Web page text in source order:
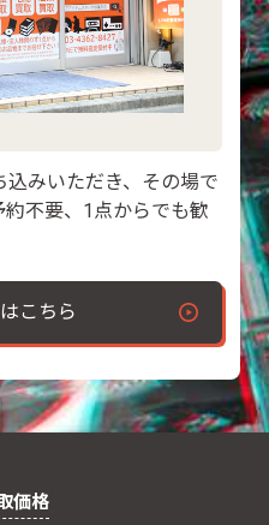
みいただき、その場で
不要、1点からでも歓
こちら
価格